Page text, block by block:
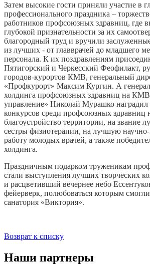
Затем высокие гости приняли участие в
профессионального праздника –
работников профсоюзных здравниц, где
глубокой признательности за их
благородный труд и вручили
из лучших - от главврачей до младшего
персонала. К их поздравлениям
Пятигорский и Черкесский Феофилакт,
городов-курортов КМВ, генеральный
«Профкурорт» Максим Кургин. А
холдинга профсоюзных здравниц на
управление» Николай Мурашко наградил
конкурсов среди профсоюзных здравниц
благоустройство территории, на звание
сестры физиотерапии, на лучшую
работу молодых врачей, а также
холдинга.
Праздничным подарком труженикам
стали выступления лучших творческих
и расцветивший вечернее небо
фейерверк, полюбоваться которым
санатория «Виктория».
Возврат к списку
Наши партнеры